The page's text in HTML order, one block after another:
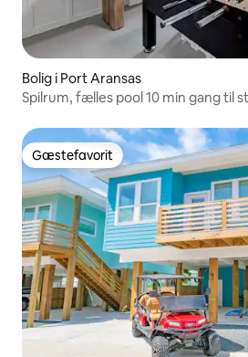
Bolig i Port Aransas
Spilrum, fælles pool 10 min gang til
Gæstefavorit
Gæstefavorit